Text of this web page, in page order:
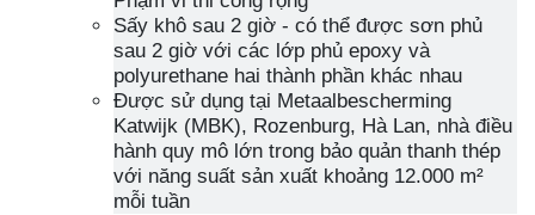
Sấy khô sau 2 giờ - có thể được sơn phủ
sau 2 giờ với các lớp phủ epoxy và
polyurethane hai thành phần khác nhau
Được sử dụng tại Metaalbescherming
Katwijk (MBK), Rozenburg, Hà Lan, nhà điều
hành quy mô lớn trong bảo quản thanh thép
với năng suất sản xuất khoảng 12.000 m²
mỗi tuần